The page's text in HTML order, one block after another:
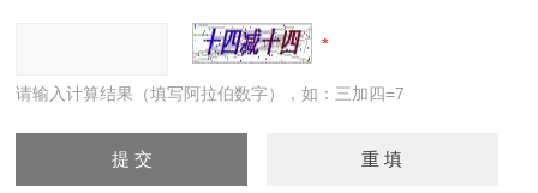
请输入计算结果（填写阿拉伯数字），如：三加四=7